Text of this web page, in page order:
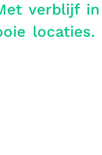
verblijf in
locaties.